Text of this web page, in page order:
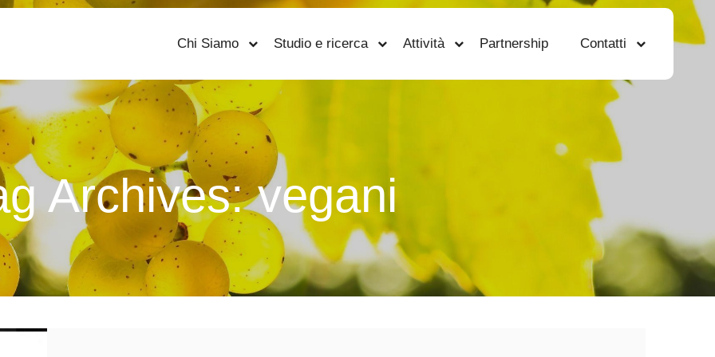
Chi Siamo Studio e ricerca Attività Partnership Contatti
Archives:vegani